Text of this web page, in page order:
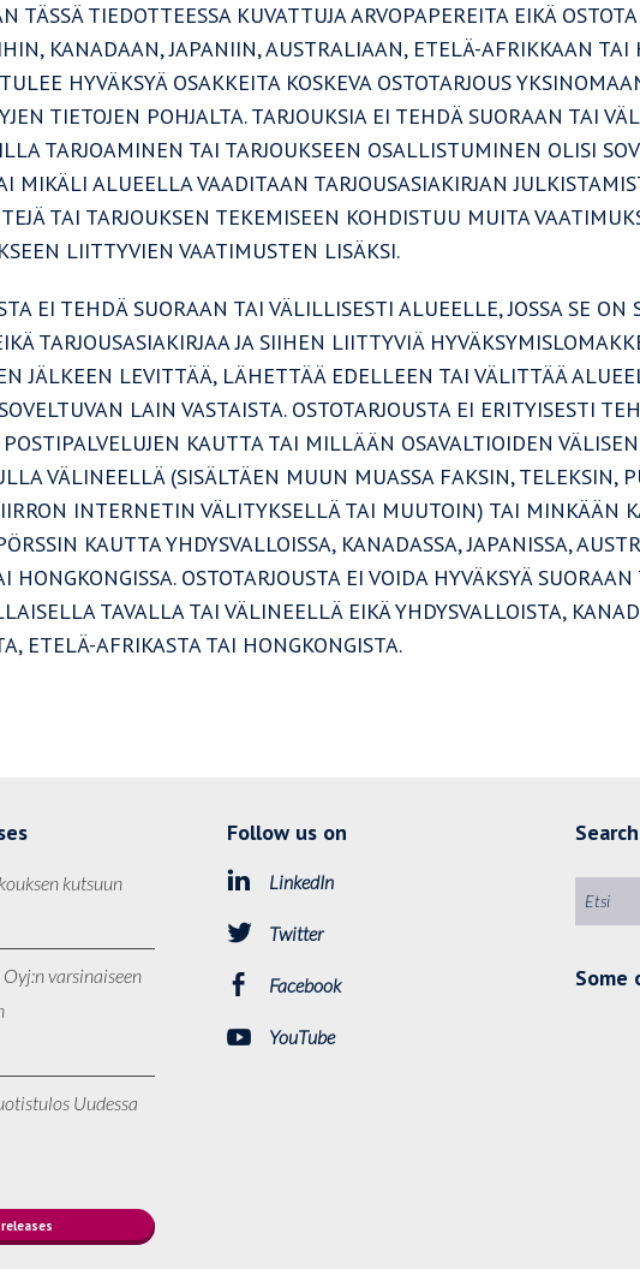
TÄSSÄ TIEDOTTEESSA KUVATTUJA ARVOPAPEREITA EIKÄ
KANADAAN, JAPANIIN, AUSTRALIAAN, ETELÄ-AFRIKKAAN TAI
HYVÄKSYÄ OSAKKEITA KOSKEVA OSTOTARJOUS
TIETOJEN POHJALTA. TARJOUKSIA EI TEHDÄ SUORAAN TAI
TARJOAMINEN TAI TARJOUKSEEN OSALLISTUMINEN OLISI
MIKÄLI ALUEELLA VAADITAAN TARJOUSASIAKIRJAN
TAI TARJOUKSEN TEKEMISEEN KOHDISTUU MUITA
LIITTYVIEN VAATIMUSTEN LISÄKSI.
EI TEHDÄ SUORAAN TAI VÄLILLISESTI ALUEELLE, JOSSA SE ON
TARJOUSASIAKIRJAA JA SIIHEN LIITTYVIÄ
JÄLKEEN LEVITTÄÄ, LÄHETTÄÄ EDELLEEN TAI VÄLITTÄÄ
LAIN VASTAISTA. OSTOTARJOUSTA EI ERITYISESTI
KAUTTA TAI MILLÄÄN OSAVALTIOIDEN
VÄLINEELLÄ (SISÄLTÄEN MUUN MUASSA FAKSIN, TELEKSIN,
INTERNETIN VÄLITYKSELLÄ TAI MUUTOIN) TAI MINKÄÄN
KAUTTA YHDYSVALLOISSA, KANADASSA, JAPANISSA,
HONGKONGISSA. OSTOTARJOUSTA EI VOIDA HYVÄKSYÄ
TAVALLA TAI VÄLINEELLÄ EIKÄ YHDYSVALLOISTA,
ETELÄ-AFRIKASTA TAI HONGKONGISTA.
kutsuun
varsinaiseen
Uudessa
Follow us on
LinkedIn
Twitter
Facebook
YouTube
Search
Some